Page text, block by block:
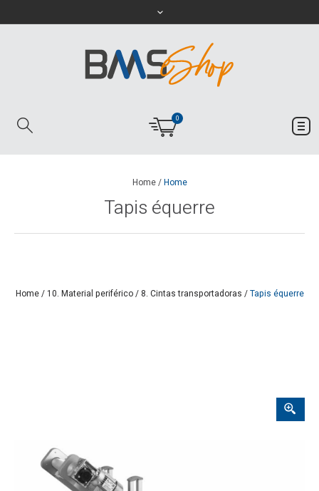
0
Home/Home
Tapis équerre
Home/10. Material periférico/8. Cintas transportadoras /Tapis équerre